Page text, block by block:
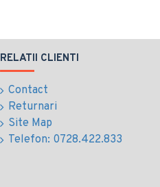
RELATII CLIENTI
Contact
Returnari
Site Map
Telefon: 0728.422.833